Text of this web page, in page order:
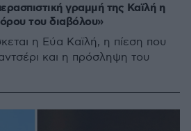
γραμμή της Καϊλή η
του διαβόλου»
η Εύα Καϊλή, η πίεση που
και η πρόσληψη του